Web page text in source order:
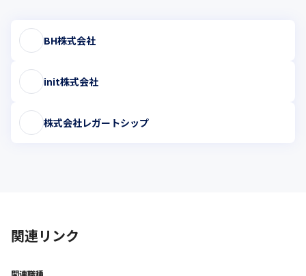
BH株式会社
init株式会社
株式会社レガートシップ
関連リンク
関連職種